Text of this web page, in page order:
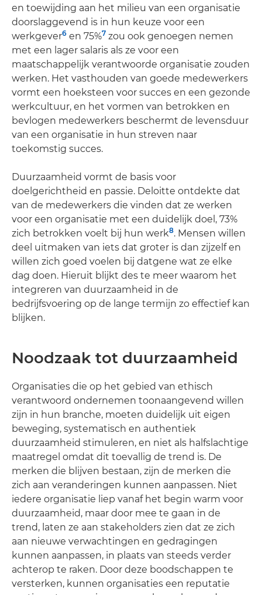
en toewijding aan het milieu van een organisatie
doorslaggevend is in hun keuze voor een
werkgever6 en 75%7 zou ook genoegen nemen
met een lager salaris als ze voor een
maatschappelijk verantwoorde organisatie zouden
werken. Het vasthouden van goede medewerkers
vormt een hoeksteen voor succes en een gezonde
werkcultuur, en het vormen van betrokken en
bevlogen medewerkers beschermt de levensduur
van een organisatie in hun streven naar
toekomstig succes.
Duurzaamheid vormt de basis voor
doelgerichtheid en passie. Deloitte ontdekte dat
van de medewerkers die vinden dat ze werken
voor een organisatie met een duidelijk doel, 73%
zich betrokken voelt bij hun werk8. Mensen willen
deel uitmaken van iets dat groter is dan zijzelf en
willen zich goed voelen bij datgene wat ze elke
dag doen. Hieruit blijkt des te meer waarom het
integreren van duurzaamheid in de
bedrijfsvoering op de lange termijn zo effectief kan
blijken.
Noodzaak tot duurzaamheid
Organisaties die op het gebied van ethisch
verantwoord ondernemen toonaangevend willen
zijn in hun branche, moeten duidelijk uit eigen
beweging, systematisch en authentiek
duurzaamheid stimuleren, en niet als halfslachtige
maatregel omdat dit toevallig de trend is. De
merken die blijven bestaan, zijn de merken die
zich aan veranderingen kunnen aanpassen. Niet
iedere organisatie liep vanaf het begin warm voor
duurzaamheid, maar door mee te gaan in de
trend, laten ze aan stakeholders zien dat ze zich
aan nieuwe verwachtingen en gedragingen
kunnen aanpassen, in plaats van steeds verder
achterop te raken. Door deze boodschappen te
versterken, kunnen organisaties een reputatie